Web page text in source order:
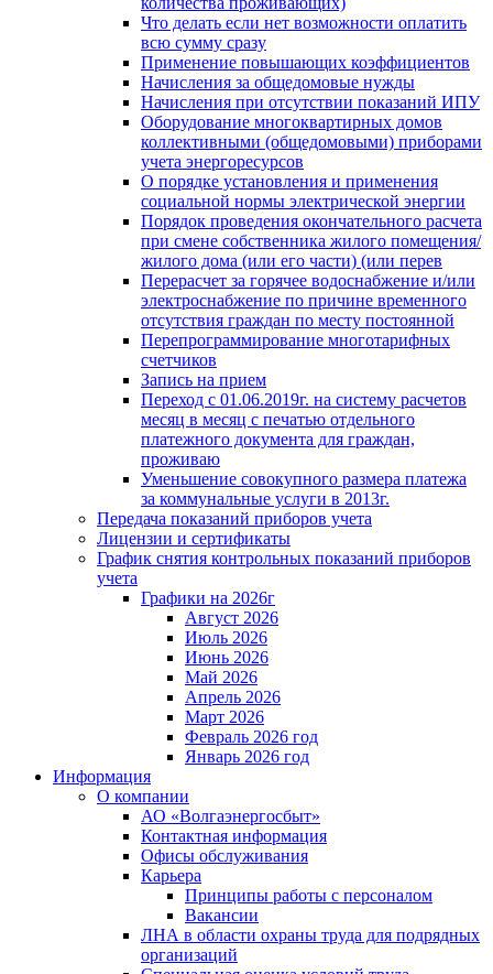
Что делать если нет возможности оплатить
всю сумму сразу
Применение повышающих коэффициентов
Начисления за общедомовые нужды
Начисления при отсутствии показаний ИПУ
Оборудование многоквартирных домов
коллективными (общедомовыми) приборами
учета энергоресурсов
О порядке установления и применения
социальной нормы электрической энергии
Порядок проведения окончательного расчета
при смене собственника жилого помещения/
жилого дома (или его части) (или перев
Перерасчет за горячее водоснабжение и/или
электроснабжение по причине временного
отсутствия граждан по месту постоянной
Перепрограммирование многотарифных
счетчиков
Запись на прием
Переход с 01.06.2019г. на систему расчетов
месяц в месяц с печатью отдельного
платежного документа для граждан,
проживаю
Уменьшение совокупного размера платежа
за коммунальные услуги в 2013г.
Передача показаний приборов учета
Лицензии и сертификаты
График снятия контрольных показаний приборов
учета
Графики на 2026г
Август 2026
Июль 2026
Июнь 2026
Май 2026
Апрель 2026
Март 2026
Февраль 2026 год
Январь 2026 год
Информация
О компании
АО «Волгаэнергосбыт»
Контактная информация
Офисы обслуживания
Карьера
Принципы работы с персоналом
Вакансии
ЛНА в области охраны труда для подрядных
организаций